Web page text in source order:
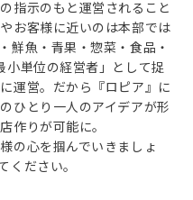
指示のもと運営されること
お客様に近いのは本部では
鮮魚・青果・惣菜・食品・
小単位の経営者」として捉
運営。だから『ロピア』に
ひとり一人のアイデアが形
作りが可能に。
の心を掴んでいきましょ
ください。